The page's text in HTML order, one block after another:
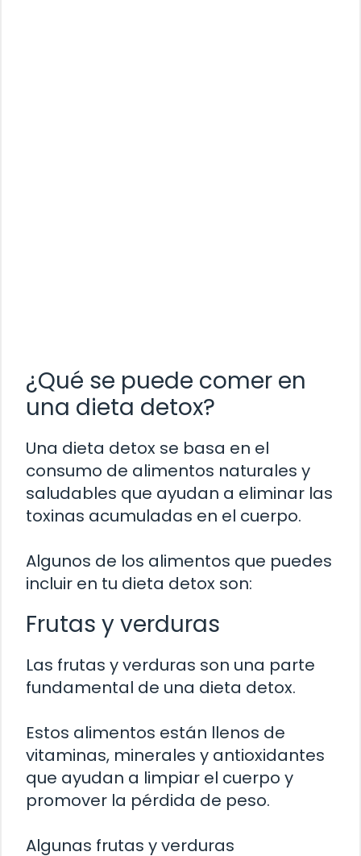
¿Qué se puede comer en
una dieta detox?
Una dieta detox se basa en el
consumo de alimentos naturales y
saludables que ayudan a eliminar las
toxinas acumuladas en el cuerpo.
Algunos de los alimentos que puedes
incluir en tu dieta detox son:
Frutas y verduras
Las frutas y verduras son una parte
fundamental de una dieta detox.
Estos alimentos están llenos de
vitaminas, minerales y antioxidantes
que ayudan a limpiar el cuerpo y
promover la pérdida de peso.
Algunas frutas y verduras